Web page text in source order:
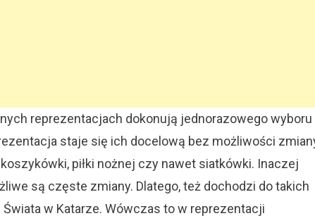
reprezentacjach dokonują jednorazowego wyboru
staje się ich docelową bez możliwości
piłki nożnej czy nawet siatkówki. Inaczej
są częste zmiany. Dlatego, też dochodzi do takich
w Katarze. Wówczas to w reprezentacji